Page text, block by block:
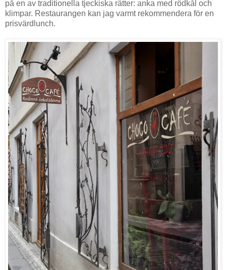
på en av traditionella tjeckiska rätter: anka med rödkål och
klimpar. Restaurangen kan jag varmt rekommendera för en
prisvärdlunch.